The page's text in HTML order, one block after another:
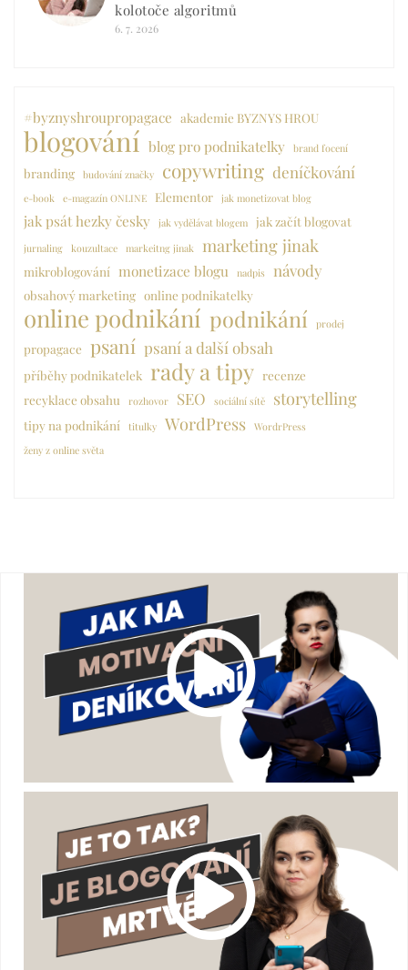
kolotoče algoritmů
6. 7. 2026
#byznyshroupropagace akademie BYZNYS HROU
blogování blog pro podnikatelky brand focení
branding budování značky copywriting deníčkování
e-book e-magazín ONLINE Elementor jak monetizovat blog
jak psát hezky česky jak vydělávat blogem jak začít blogovat
jurnaling kouzultace markeitng jinak marketing jinak
mikroblogování monetizace blogu nadpis návody
obsahový marketing online podnikatelky
online podnikání podnikání prodej
propagace psaní psaní a další obsah
příběhy podnikatelek rady a tipy recenze
recyklace obsahu
rozhovor SEO sociální sítě storytelling
tipy na podnikání titulky WordPress WordrPress
ženy z online světa